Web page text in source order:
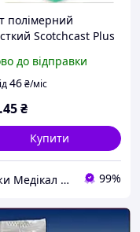
полімерний
Scotchcast Plus
до відправки
46₴/міс
.45₴
Купити
Віджи Медікал Україна - Інтернет-магазин медичних товарів 99%